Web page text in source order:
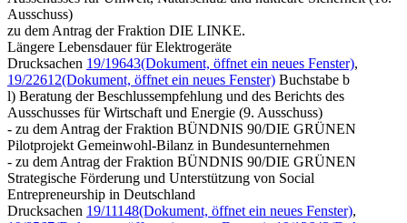
Ausschuss)
zu dem Antrag der Fraktion DIE LINKE.
Längere Lebensdauer für Elektrogeräte
Drucksachen 19/19643(Dokument, öffnet ein neues Fenster),
19/22612(Dokument, öffnet ein neues Fenster) Buchstabe b
l) Beratung der Beschlussempfehlung und des Berichts des
Ausschusses für Wirtschaft und Energie (9. Ausschuss)
- zu dem Antrag der Fraktion BÜNDNIS 90/DIE GRÜNEN
Pilotprojekt Gemeinwohl-Bilanz in Bundesunternehmen
- zu dem Antrag der Fraktion BÜNDNIS 90/DIE GRÜNEN
Strategische Förderung und Unterstützung von Social
Entrepreneurship in Deutschland
Drucksachen 19/11148(Dokument, öffnet ein neues Fenster),